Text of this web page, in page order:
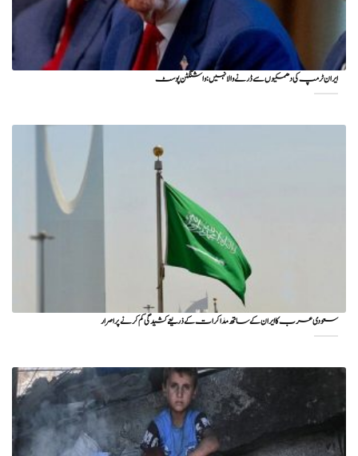
ایران ٹرمپ کی دھمکیوں سے ڈرنے والا نہیں: واشنگٹن پوسٹ
سعودی عرب کا ایران کے ساتھ مذاکرات کے ذریعے کشیدگی کم کرنے پر اصرار